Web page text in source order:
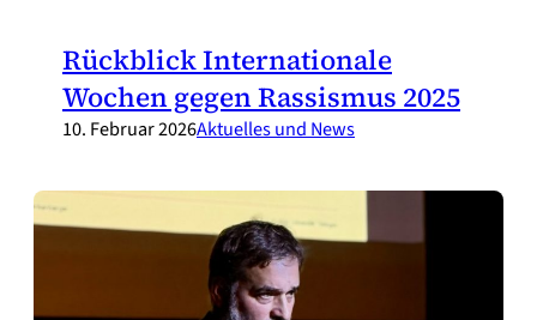
Rückblick Internationale
Wochen gegen Rassismus 2025
10. Februar 2026Aktuelles und News